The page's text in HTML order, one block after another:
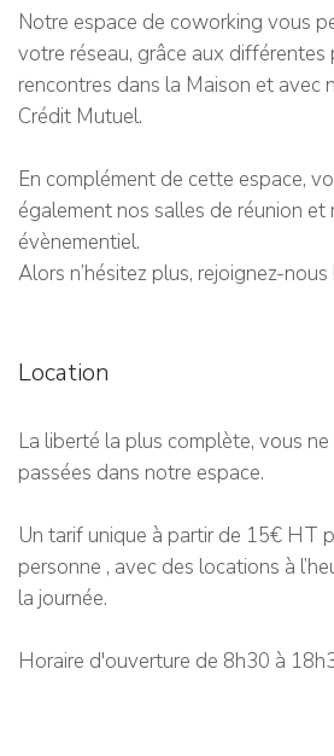
Notre espace de coworking vous
votre réseau, grâce aux différentes
rencontres dans la Maison et avec
Crédit Mutuel.
En complément de cette espace,
également nos salles de réunion et
évènementiel.
Alors n’hésitez plus, rejoignez-nous !
Location
La liberté la plus complète, vous
passées dans notre espace.
Un tarif unique à partir de 15€ HT
personne , avec des locations à
la journée.
Horaire d'ouverture de 8h30 à